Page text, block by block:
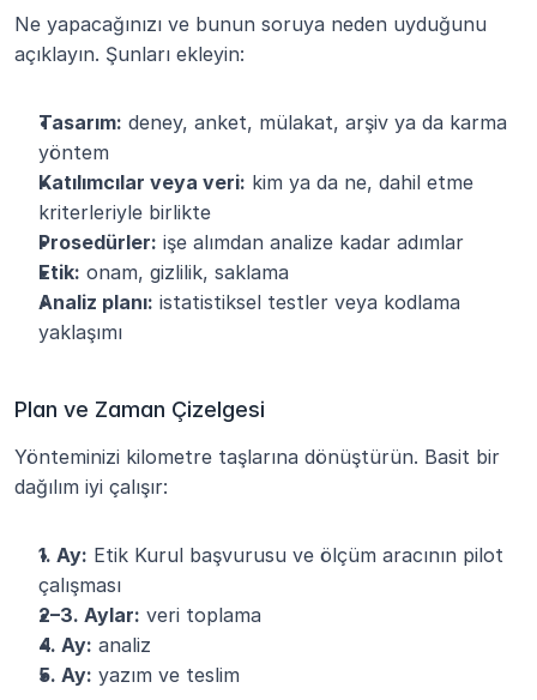
Ne yapacağınızı ve bunun soruya neden uyduğunu
açıklayın. Şunları ekleyin:
Tasarım: deney, anket, mülakat, arşiv ya da karma
yöntem
Katılımcılar veya veri: kim ya da ne, dahil etme
kriterleriyle birlikte
Prosedürler: işe alımdan analize kadar adımlar
Etik: onam, gizlilik, saklama
Analiz planı: istatistiksel testler veya kodlama
yaklaşımı
Plan ve Zaman Çizelgesi
Yönteminizi kilometre taşlarına dönüştürün. Basit bir
dağılım iyi çalışır:
1. Ay: Etik Kurul başvurusu ve ölçüm aracının pilot
çalışması
2–3. Aylar: veri toplama
4. Ay: analiz
5. Ay: yazım ve teslim